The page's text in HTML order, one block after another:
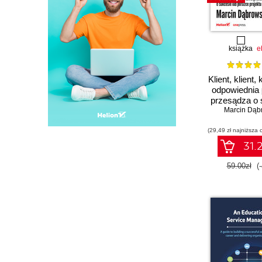
książka
Klient, klient,
odpowiednia
przesądza o
lub porażce
Marcin
(29,49 zł najniższa
59.00zł